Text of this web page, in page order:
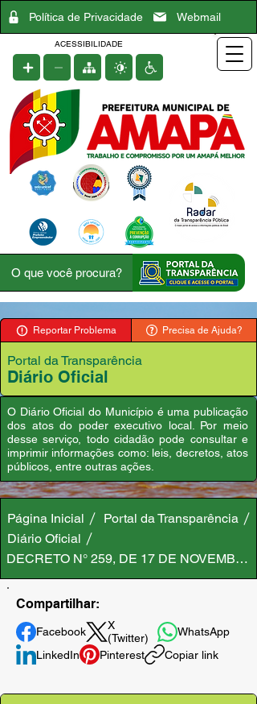
Política de Privacidade Webmail
ACESSIBILIDADE
Reportar Problema Precisa de Ajuda?
Portal da Transparência
Diário Oficial
O Diário Oficial do Município é uma publicação
dos atos do poder executivo local. Por meio
desse serviço, todo cidadão pode consultar e
imprimir informações como: leis, decretos, atos
públicos, entre outras ações.
Página Inicial
Portal da Transparência
Diário Oficial
DECRETO N° 259, DE 17 DE NOVEMBRO
Compartilhar:
Facebook
X
(Twitter)
WhatsApp
LinkedIn
Pinterest Copiar link